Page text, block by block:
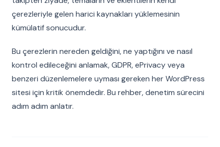
çerezleriyle gelen harici kaynakları yüklemesinin
kümülatif sonucudur.
Bu çerezlerin nereden geldiğini, ne yaptığını ve nasıl
kontrol edileceğini anlamak, GDPR, ePrivacy veya
benzeri düzenlemelere uyması gereken her WordPress
sitesi için kritik önemdedir. Bu rehber, denetim sürecini
adım adım anlatır.